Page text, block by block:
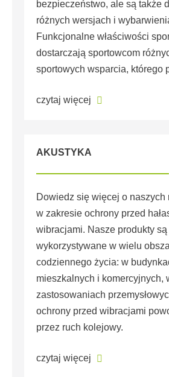
bezpieczeństwo, ale są także
różnych wersjach i
Funkcjonalne właściwości
dostarczają sportowcom
sportowych wsparcia, którego
czytaj więcej
AKUSTYKA
Dowiedz się więcej o naszych
w zakresie ochrony przed
wibracjami. Nasze produkty są
wykorzystywane w wielu
codziennego życia: w
mieszkalnych i komercyjnych,
zastosowaniach
ochrony przed wibracjami
przez ruch kolejowy.
czytaj więcej